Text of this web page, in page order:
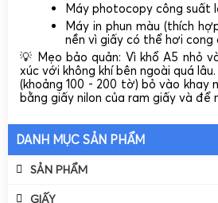
Máy photocopy công suất
Máy in phun màu (thích
nền vì giấy có thể hơi
💡 Mẹo bảo quản: Vì khổ A5 nhỏ
xúc với không khí bên ngoài quá
(khoảng 100 - 200 tờ) bỏ vào khay
bằng giấy nilon của ram giấy và để
DANH MỤC SẢN PHẨM
SẢN PHẨM
Giấy
GIẤY